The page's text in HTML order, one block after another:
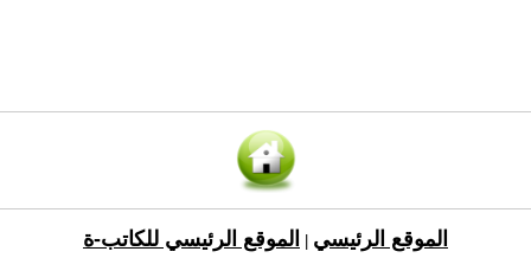
الموقع الرئيسي الموقع الرئيسي للكاتب-ة